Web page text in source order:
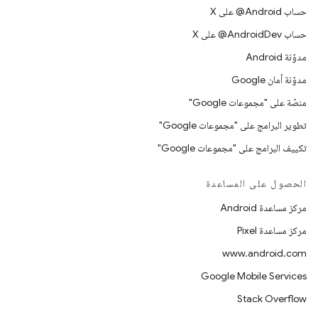
حساب ‎@Android على X
حساب ‎@AndroidDev على X
مدوّنة Android
مدوّنة أمان Google
منصّة على "مجموعات Google"
تطوير البرامج على "مجموعات Google"
تكييف البرامج على "مجموعات Google"
الحصول على المساعدة
مركز مساعدة Android
مركز مساعدة Pixel
www.android.com
Google Mobile Services
Stack Overflow